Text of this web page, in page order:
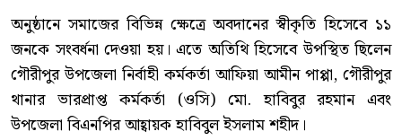
অনুষ্ঠানে সমাজের বিভিন্ন ক্ষেত্রে অবদানের স্বীকৃতি হিসেবে ১১
জনকে সংবর্ধনা দেওয়া হয়। এতে অতিথি হিসেবে উপস্থিত ছিলেন
গৌরীপুর উপজেলা নির্বাহী কর্মকর্তা আফিয়া আমীন পাপ্পা, গৌরীপুর
থানার ভারপ্রাপ্ত কর্মকর্তা (ওসি) মো. হাবিবুর রহমান এবং
উপজেলা বিএনপির আহ্বায়ক হাবিবুল ইসলাম শহীদ।